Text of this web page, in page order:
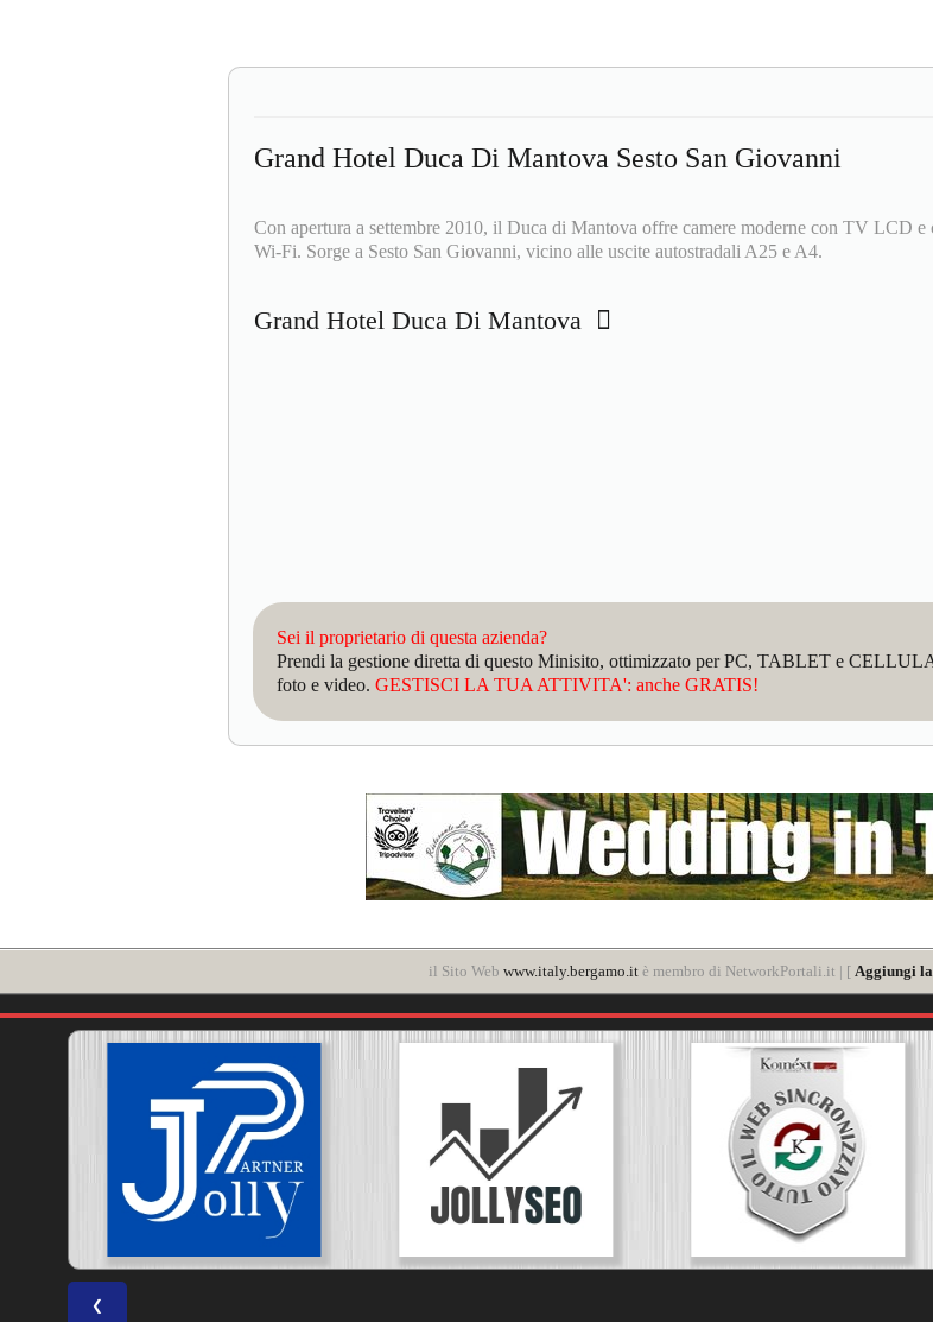
Grand Hotel Duca Di Mantova Sesto San Giovanni
Con apertura a settembre 2010, il Duca di Mantova offre camere moderne con TV LCD e
Wi-Fi. Sorge a Sesto San Giovanni, vicino alle uscite autostradali A25 e A4.
Grand Hotel Duca Di Mantova
Sei il proprietario di questa azienda?
Prendi la gestione diretta di questo Minisito, ottimizzato per PC, TABLET e
foto e video. GESTISCI LA TUA ATTIVITA': anche GRATIS!
il Sito Web www.italy.bergamo.itè membro di NetworkPortali.it | [ Aggiungi
❮